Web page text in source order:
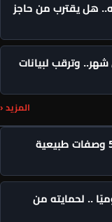
هل يقترب من حاجز
وترقب لبيانات
المزيد ‹
وداعًا لرائحة العرق في الصيف.. 5 وصفات طبيعية
.. لحمايته من